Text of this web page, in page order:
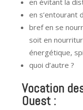
en évitant la
en s’entourant
bref en se
soit en
énergétique,
quoi d’autre ?
Vocation
Ouest :